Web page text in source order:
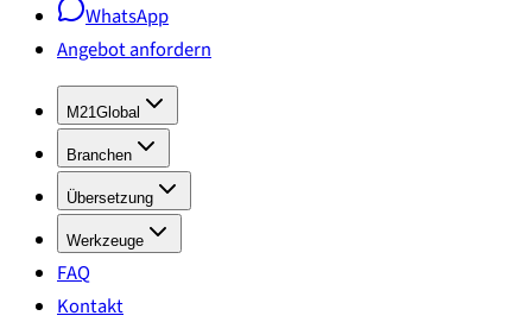
WhatsApp
Angebot anfordern
M21Global
Branchen
Übersetzung
Werkzeuge
FAQ
Kontakt